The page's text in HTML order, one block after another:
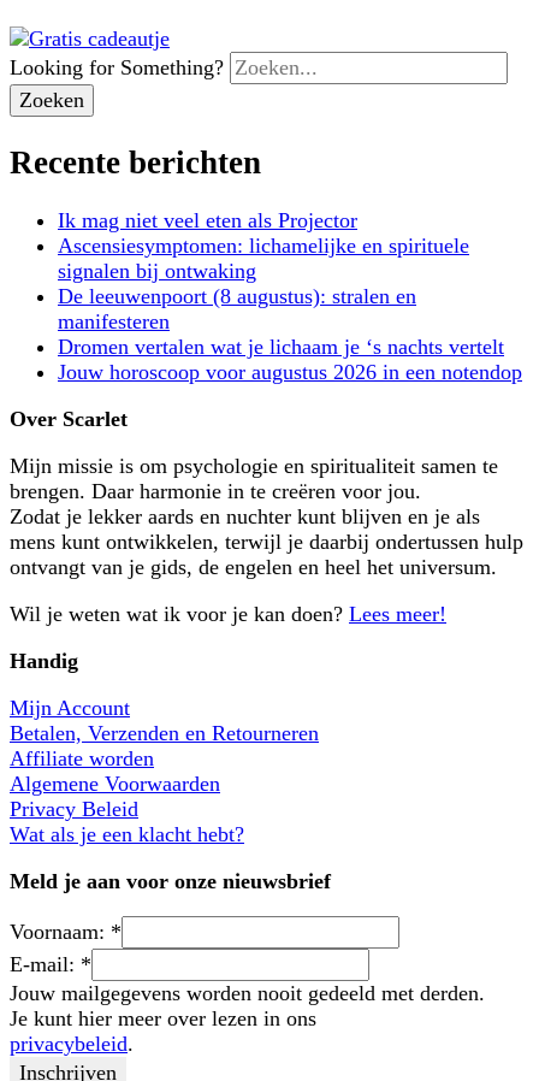
Looking for Something?
Recente berichten
Ik mag niet veel eten als Projector
Ascensiesymptomen: lichamelijke en spirituele
signalen bij ontwaking
De leeuwenpoort (8 augustus): stralen en
manifesteren
Dromen vertalen wat je lichaam je ‘s nachts vertelt
Jouw horoscoop voor augustus 2026 in een notendop
Over Scarlet
Mijn missie is om psychologie en spiritualiteit samen te
brengen. Daar harmonie in te creëren voor jou.
Zodat je lekker aards en nuchter kunt blijven en je als
mens kunt ontwikkelen, terwijl je daarbij ondertussen hulp
ontvangt van je gids, de engelen en heel het universum.
Wil je weten wat ik voor je kan doen? Lees meer!
Handig
Mijn Account
Betalen, Verzenden en Retourneren
Affiliate worden
Algemene Voorwaarden
Privacy Beleid
Wat als je een klacht hebt?
Meld je aan voor onze nieuwsbrief
Voornaam: *
E-mail: *
Jouw mailgegevens worden nooit gedeeld met derden.
Je kunt hier meer over lezen in ons
privacybeleid.